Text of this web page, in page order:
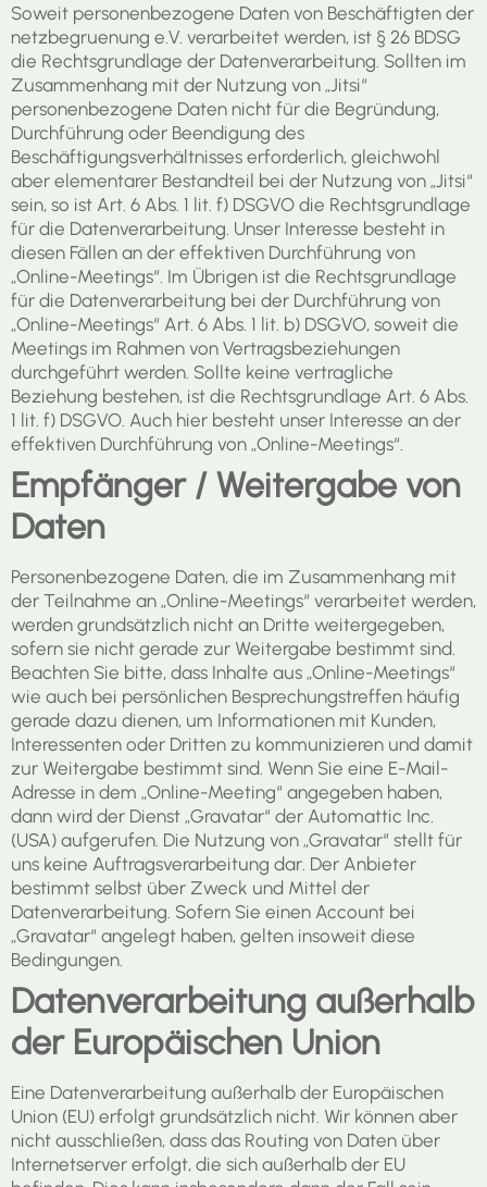
Soweit personenbezogene Daten von Beschäftigten der
netzbegruenung e.V. verarbeitet werden, ist § 26 BDSG
die Rechtsgrundlage der Datenverarbeitung. Sollten im
Zusammenhang mit der Nutzung von „Jitsi“
personenbezogene Daten nicht für die Begründung,
Durchführung oder Beendigung des
Beschäftigungsverhältnisses erforderlich, gleichwohl
aber elementarer Bestandteil bei der Nutzung von „Jitsi“
sein, so ist Art. 6 Abs. 1 lit. f) DSGVO die Rechtsgrundlage
für die Datenverarbeitung. Unser Interesse besteht in
diesen Fällen an der effektiven Durchführung von
„Online-Meetings“. Im Übrigen ist die Rechtsgrundlage
für die Datenverarbeitung bei der Durchführung von
„Online-Meetings“ Art. 6 Abs. 1 lit. b) DSGVO, soweit die
Meetings im Rahmen von Vertragsbeziehungen
durchgeführt werden. Sollte keine vertragliche
Beziehung bestehen, ist die Rechtsgrundlage Art. 6 Abs.
1 lit. f) DSGVO. Auch hier besteht unser Interesse an der
effektiven Durchführung von „Online-Meetings“.
Empfänger / Weitergabe von
Daten
Personenbezogene Daten, die im Zusammenhang mit
der Teilnahme an „Online-Meetings“ verarbeitet werden,
werden grundsätzlich nicht an Dritte weitergegeben,
sofern sie nicht gerade zur Weitergabe bestimmt sind.
Beachten Sie bitte, dass Inhalte aus „Online-Meetings“
wie auch bei persönlichen Besprechungstreffen häufig
gerade dazu dienen, um Informationen mit Kunden,
Interessenten oder Dritten zu kommunizieren und damit
zur Weitergabe bestimmt sind. Wenn Sie eine E-Mail-
Adresse in dem „Online-Meeting“ angegeben haben,
dann wird der Dienst „Gravatar“ der Automattic Inc.
(USA) aufgerufen. Die Nutzung von „Gravatar“ stellt für
uns keine Auftragsverarbeitung dar. Der Anbieter
bestimmt selbst über Zweck und Mittel der
Datenverarbeitung. Sofern Sie einen Account bei
„Gravatar“ angelegt haben, gelten insoweit diese
Bedingungen.
Datenverarbeitung außerhalb
der Europäischen Union
Eine Datenverarbeitung außerhalb der Europäischen
Union (EU) erfolgt grundsätzlich nicht. Wir können aber
nicht ausschließen, dass das Routing von Daten über
Internetserver erfolgt, die sich außerhalb der EU